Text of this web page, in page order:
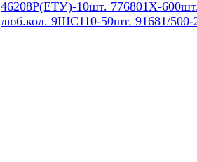
46208Р(ЕТУ)-10шт. 776801Х-
люб.кол. 9ШС110-50шт. 91681/500-